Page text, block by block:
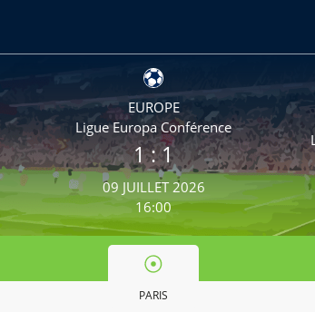
EUROPE
Ligue Europa Conférence
1 : 1
09 JUILLET 2026
16:00
PARIS